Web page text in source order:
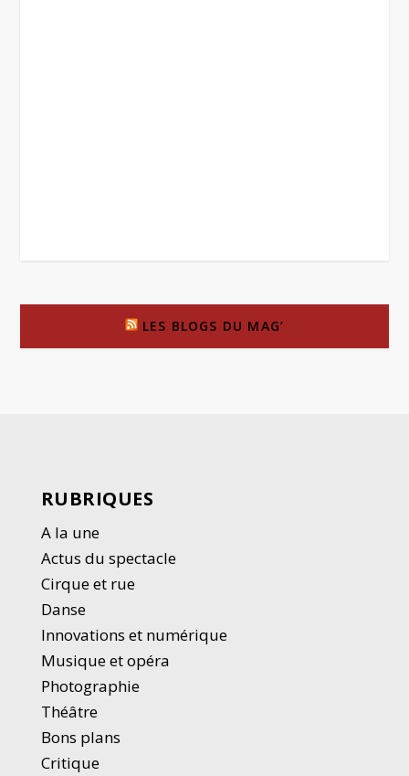
LES BLOGS DU MAG’
RUBRIQUES
A la une
Actus du spectacle
Cirque et rue
Danse
Innovations et numérique
Musique et opéra
Photographie
Théâtre
Bons plans
Critique